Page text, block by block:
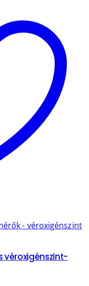
- véroxigénszint
véroxigénszint-